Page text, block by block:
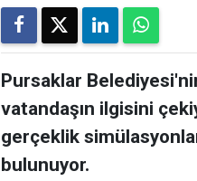
Pursaklar
vatandaşın ilgisini
gerçeklik
bulunuyor.